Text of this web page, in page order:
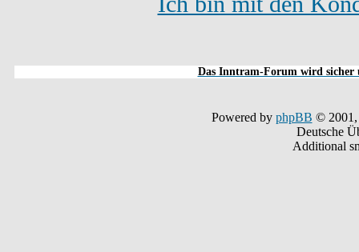
Das Inntram-Forum wird sicher
Powered by phpBB © 2001,
Deutsche
Additional